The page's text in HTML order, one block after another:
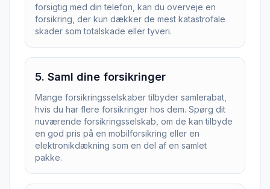
forsigtig med din telefon, kan du overveje en
forsikring, der kun dækker de mest katastrofale
skader som totalskade eller tyveri.
5. Saml dine forsikringer
Mange forsikringsselskaber tilbyder samlerabat,
hvis du har flere forsikringer hos dem. Spørg dit
nuværende forsikringsselskab, om de kan tilbyde
en god pris på en mobilforsikring eller en
elektronikdækning som en del af en samlet
pakke.